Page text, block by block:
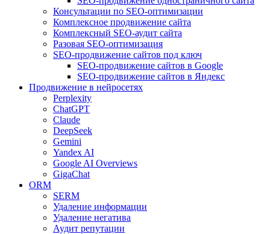
Консультации по SEO-оптимизации
Комплексное продвижение сайта
Комплексный SEO-аудит сайта
Разовая SEO-оптимизация
SEO-продвижение сайтов под ключ
SEO-продвижение сайтов в Google
SEO-продвижение сайтов в Яндекс
Продвижение в нейросетях
Perplexity
ChatGPT
Claude
DeepSeek
Gemini
Yandex AI
Google AI Overviews
GigaChat
ORM
SERM
Удаление информации
Удаление негатива
Аудит репутации